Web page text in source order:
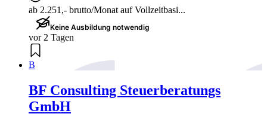
ab 2.251,- brutto/Monat auf Vollzeitbasi...
Keine Ausbildung notwendig
vor 2 Tagen
B
BF Consulting Steuerberatungs
GmbH